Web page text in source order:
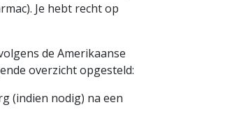
Je hebt recht op
de Amerikaanse
overzicht opgesteld:
(indien nodig) na een